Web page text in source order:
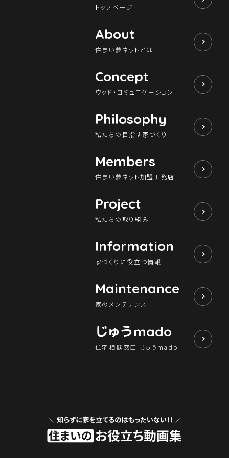
トップページ
About
住まい夢ネットとは
Concept
ウッド・コミュニケーション
Philosophy
私たちの目指す家づくり
Members
住まい夢ネット加盟工務店
Project
私たちの取り組み
Information
家づくりに役立つ情報
Maintenance
家のメンテナンス
じゅうmado
住宅相談窓口 じゅうmado